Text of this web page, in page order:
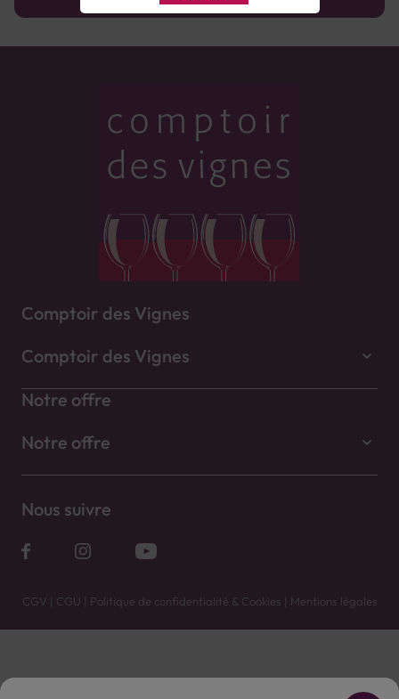
Comptoir des Vignes
Comptoir des Vignes
Notre offre
Notre offre
Nous suivre
CGV | CGU | Politique de confidentialité & Cookies | Mentions légales
Vente uniquement en caves. Contactez votre caviste pour plus de renseignements.